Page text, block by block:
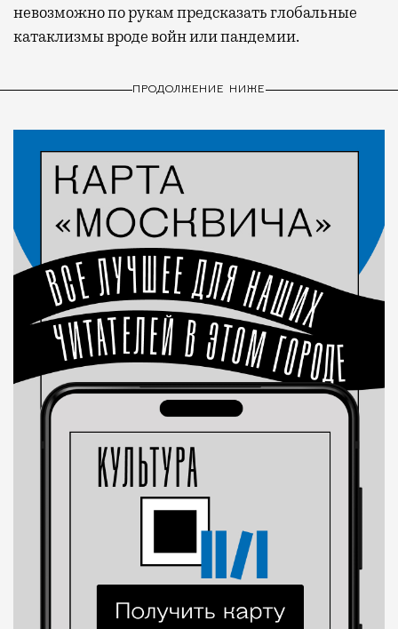
невозможно по рукам предсказать глобальные
катаклизмы вроде войн или пандемии.
ПРОДОЛЖЕНИЕ НИЖЕ